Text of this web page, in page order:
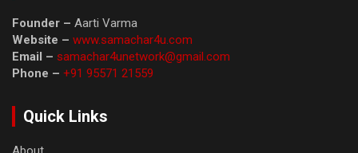
Founder – Aarti Varma
Website – www.samachar4u.com
Email – samachar4unetwork@gmail.com
Phone – +91 95571 21559
Quick Links